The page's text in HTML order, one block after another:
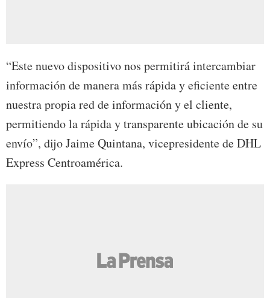
“Este nuevo dispositivo nos permitirá intercambiar
información de manera más rápida y eficiente entre
nuestra propia red de información y el cliente,
permitiendo la rápida y transparente ubicación de su
envío”, dijo Jaime Quintana, vicepresidente de DHL
Express Centroamérica.